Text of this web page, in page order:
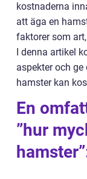
kostnaderna
att äga en
faktorer som
I denna artikel
aspekter och
hamster kan
En
”hur